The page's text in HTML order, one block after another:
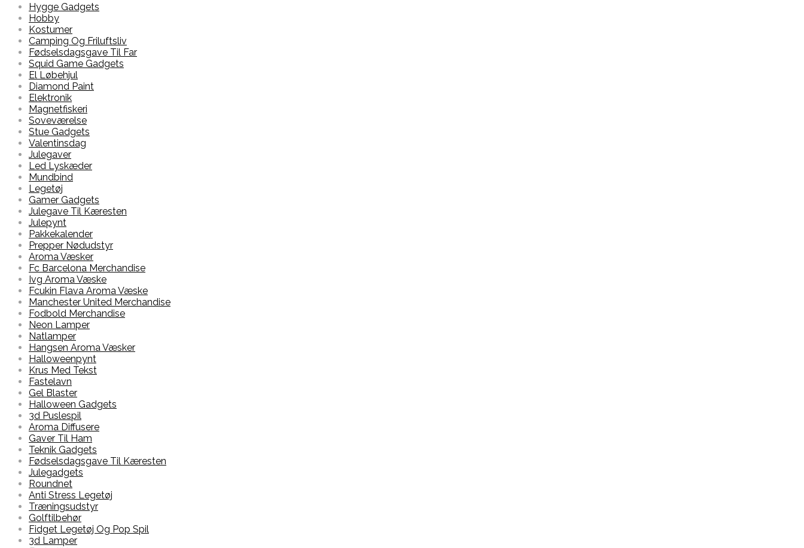
Hygge Gadgets
Hobby
Kostumer
Camping Og Friluftsliv
Fødselsdagsgave Til Far
Squid Game Gadgets
El Løbehjul
Diamond Paint
Elektronik
Magnetfiskeri
Soveværelse
Stue Gadgets
Valentinsdag
Julegaver
Led Lyskæder
Mundbind
Legetøj
Gamer Gadgets
Julegave Til Kæresten
Julepynt
Pakkekalender
Prepper Nødudstyr
Aroma Væsker
Fc Barcelona Merchandise
Ivg Aroma Væske
Fcukin Flava Aroma Væske
Manchester United Merchandise
Fodbold Merchandise
Neon Lamper
Natlamper
Hangsen Aroma Væsker
Halloweenpynt
Krus Med Tekst
Fastelavn
Gel Blaster
Halloween Gadgets
3d Puslespil
Aroma Diffusere
Gaver Til Ham
Teknik Gadgets
Fødselsdagsgave Til Kæresten
Julegadgets
Roundnet
Anti Stress Legetøj
Træningsudstyr
Golftilbehør
Fidget Legetøj Og Pop Spil
3d Lamper